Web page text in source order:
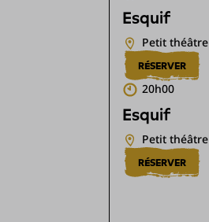
Esquif
Petit théâtre
RÉSERVER
20h00
Esquif
Petit théâtre
RÉSERVER